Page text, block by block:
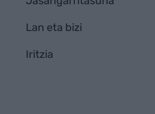
Lan eta bizi
Iritzia